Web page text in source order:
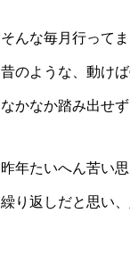
そんな毎月行って
昔のような、動け
なかなか踏み出せ
昨年たいへん苦い
繰り返しだと思い